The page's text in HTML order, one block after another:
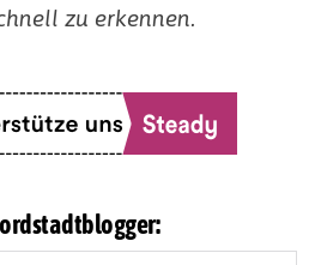
zu erkennen.